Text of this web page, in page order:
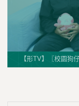
【形TV】〖校園狗